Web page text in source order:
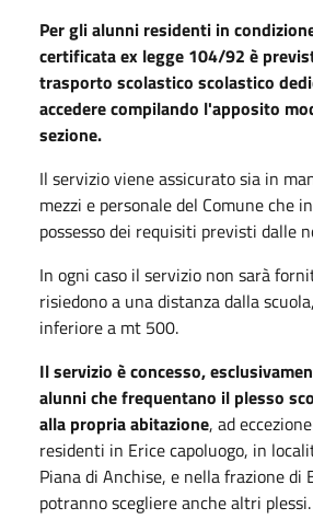
Per gli alunni residenti in
certificata ex legge 104/92 è
trasporto scolastico scolastico
accedere compilando l'apposito
sezione.
Il servizio viene assicurato sia in
mezzi e personale del Comune che
possesso dei requisiti previsti dalle
In ogni caso il servizio non sarà
risiedono a una distanza dalla
inferiore a mt 500.
Il servizio è concesso,
alunni che frequentano il plesso
alla propria abitazione, ad
residenti in Erice capoluogo, in
Piana di Anchise, e nella frazione di
potranno scegliere anche altri plessi.